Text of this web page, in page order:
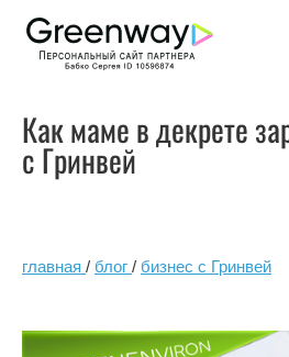
Как маме в декрете
с Гринвей
главная / блог / бизнес с Гринвей